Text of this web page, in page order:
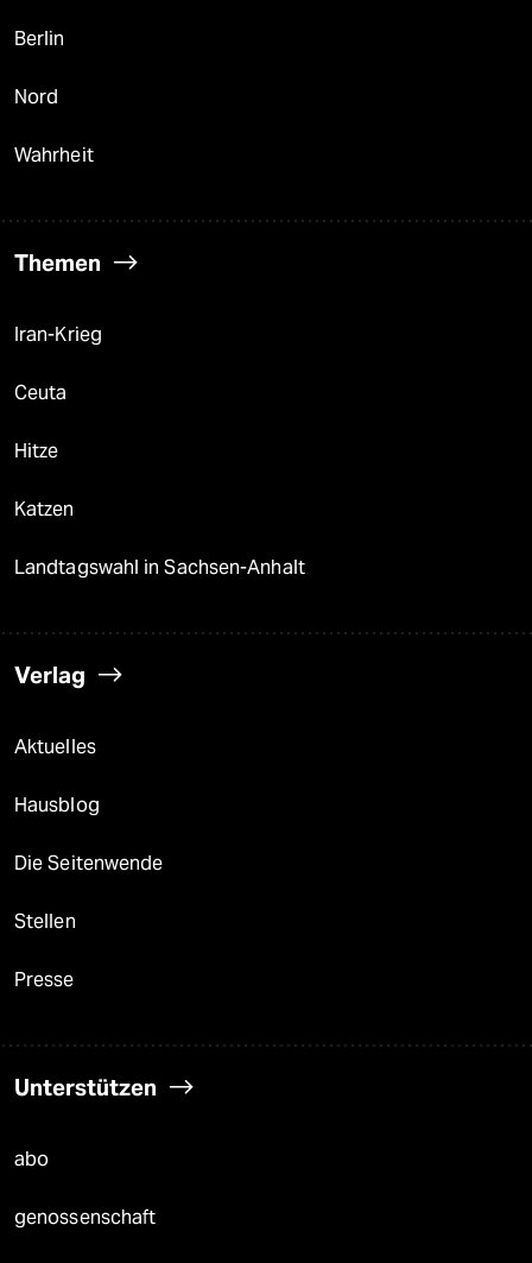
Berlin
Nord
Wahrheit
Themen
Iran-Krieg
Ceuta
Hitze
Katzen
Landtagswahl in Sachsen-Anhalt
Verlag
Aktuelles
Hausblog
Die Seitenwende
Stellen
Presse
Unterstützen
abo
genossenschaft